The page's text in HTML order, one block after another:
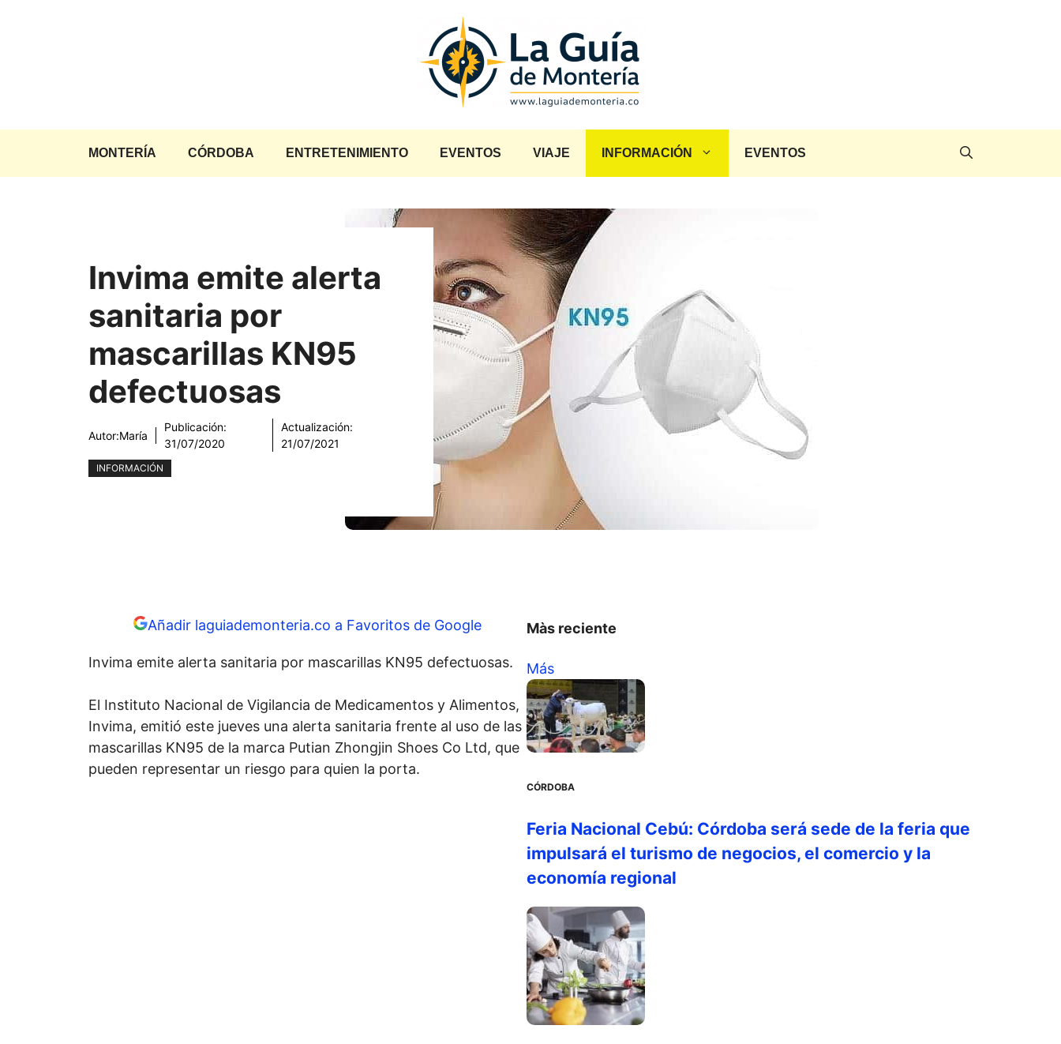
MONTERÍA CÓRDOBA ENTRETENIMIENTO EVENTOS VIAJE INFORMACIÓN EVENTOS
Invima emite alerta
sanitaria por
mascarillas KN95
defectuosas
Autor:María
Publicación:
31/07/2020
Actualización:
21/07/2021
INFORMACIÓN
Añadir laguiademonteria.co a Favoritos de Google
Invima emite alerta sanitaria por mascarillas KN95 defectuosas.
El Instituto Nacional de Vigilancia de Medicamentos y Alimentos,
Invima, emitió este jueves una alerta sanitaria frente al uso de las
mascarillas KN95 de la marca Putian Zhongjin Shoes Co Ltd, que
pueden representar un riesgo para quien la porta.
Màs reciente
Más
CÓRDOBA
Feria Nacional Cebú: Córdoba será sede de la feria que
impulsará el turismo de negocios, el comercio y la
economía regional